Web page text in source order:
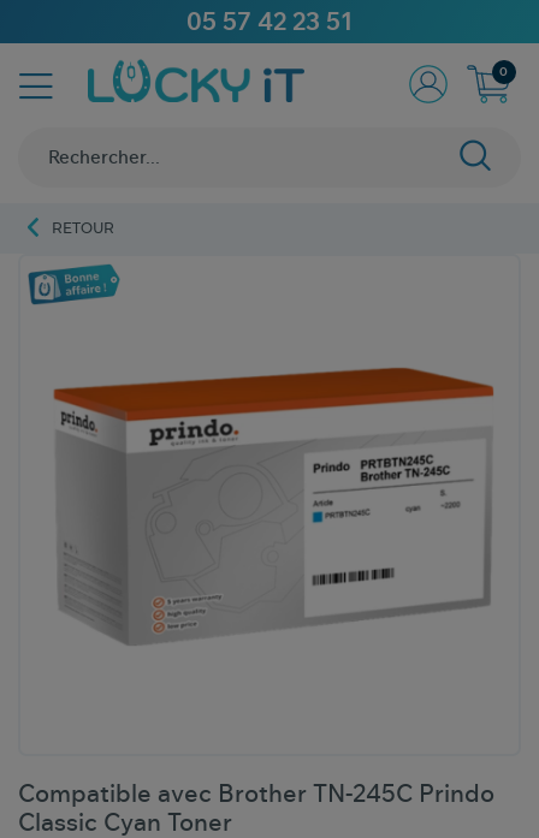
05 57 42 23 51
0
RETOUR
Compatible avec Brother TN-245C Prindo
Classic Cyan Toner